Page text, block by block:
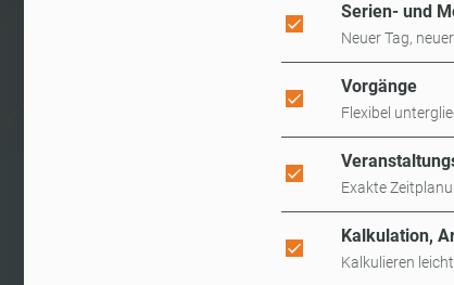
Serien- und
Neuer Tag,
Vorgänge
Flexibel
Exakte
Kalkulation,
Kalkulieren